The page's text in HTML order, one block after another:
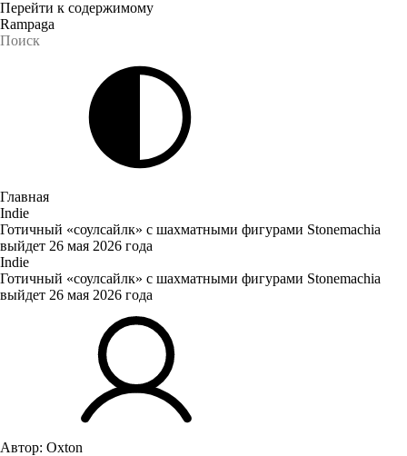
Перейти к содержимому
Rampaga
Главная
Indie
Готичный «соулсайлк» с шахматными фигурами Stonemachia
выйдет 26 мая 2026 года
Indie
Готичный «соулсайлк» с шахматными фигурами Stonemachia
выйдет 26 мая 2026 года
Автор: Oxton